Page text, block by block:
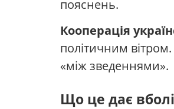
пояснень.
Кооперація
політичним
«між зведеннями».
Що це дає